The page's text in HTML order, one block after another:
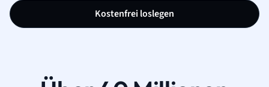
Kostenfrei loslegen